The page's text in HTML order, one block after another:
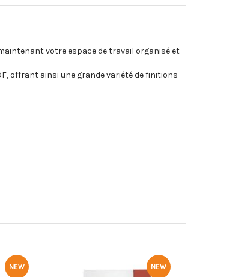
votre espace de travail organisé et
offrant ainsi une grande variété de finitions
NEW NEW